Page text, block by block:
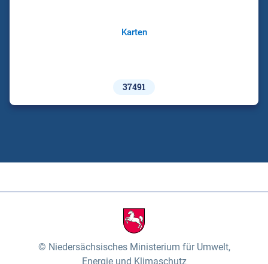
Karten
37491
Niedersächsisches Ministerium für Umwelt,
Energie und Klimaschutz